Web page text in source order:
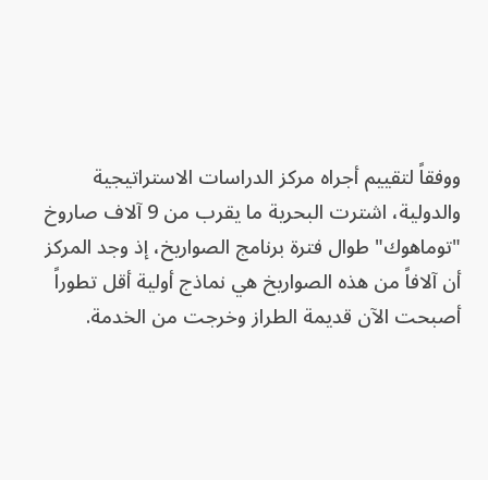
ووفقاً لتقييم أجراه مركز الدراسات الاستراتيجية
والدولية، اشترت البحرية ما يقرب من 9 آلاف صاروخ
"توماهوك" طوال فترة برنامج الصواريخ، إذ وجد المركز
أن آلافاً من هذه الصواريخ هي نماذج أولية أقل تطوراً
أصبحت الآن قديمة الطراز وخرجت من الخدمة.